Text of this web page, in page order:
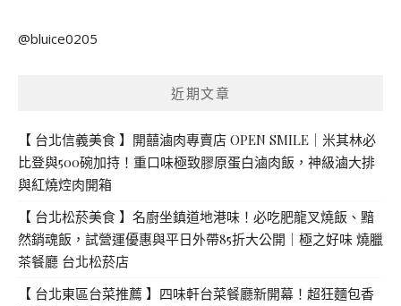
鍵
@bluice0205
近期文章
【 台北信義美食 】開囍滷肉專賣店 OPEN SMILE｜米其林必
比登與500碗加持！重口味極致膠原蛋白滷肉飯，神級滷大排
與紅燒焢肉開箱
【 台北松菸美食 】名廚坐鎮道地港味！必吃肥龍叉燒飯、黯
然銷魂飯，試營運優惠與平日外帶85折大公開｜極之好味 燒臘
茶餐廳 台北松菸店
【 台北東區台菜推薦 】四味軒台菜餐廳新開幕！超狂麵包香